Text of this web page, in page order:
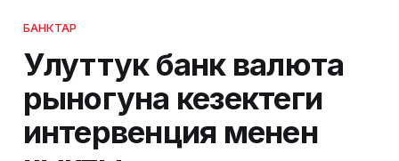
БАНКТАР
Улуттук банк валюта
рыногуна кезектеги
интервенция менен